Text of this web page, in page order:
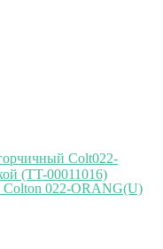
Colt022-
(TT-00011016)
022-ORANG(U)